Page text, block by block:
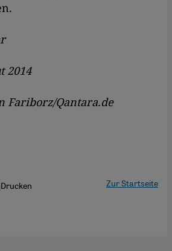
2014
Fariborz/Qantara.de
Drucken Zur Startseite